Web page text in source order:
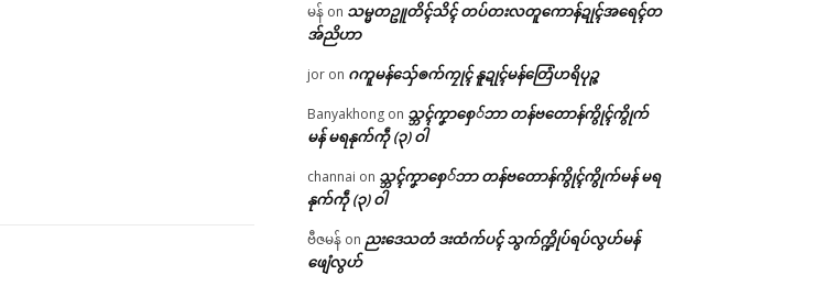
မန် on သမ္မတဥူတိၚ်သိၚ် တပ်တးလတူကောန်ဍုၚ်အရေၚ်တ
အ်ညိဟာ
jor on ဂကူမန်​သှ်ေၜက်ကၠုၚ် နူဍုၚ်မန်တြေံဟရိပုဉ္ဇ
Banyakhong on သ္ဘၚ်ကၞာစှေ်ဘာ တန်ဗတောန်ကွိုၚ်ကွိုက်
မန် မရနုက်ကဵု (၃) ဝါ
channai on သ္ဘၚ်ကၞာစှေ်ဘာ တန်ဗတောန်ကွိုၚ်ကွိုက်မန် မရ
နုက်ကဵု (၃) ဝါ
ဗီဇမန် on ညးဒေသတံ ဒးထံက်ပၚ် သွက်က္ဍိုပ်ရပ်လွဟ်မန်
ဖျေံလွဟ်